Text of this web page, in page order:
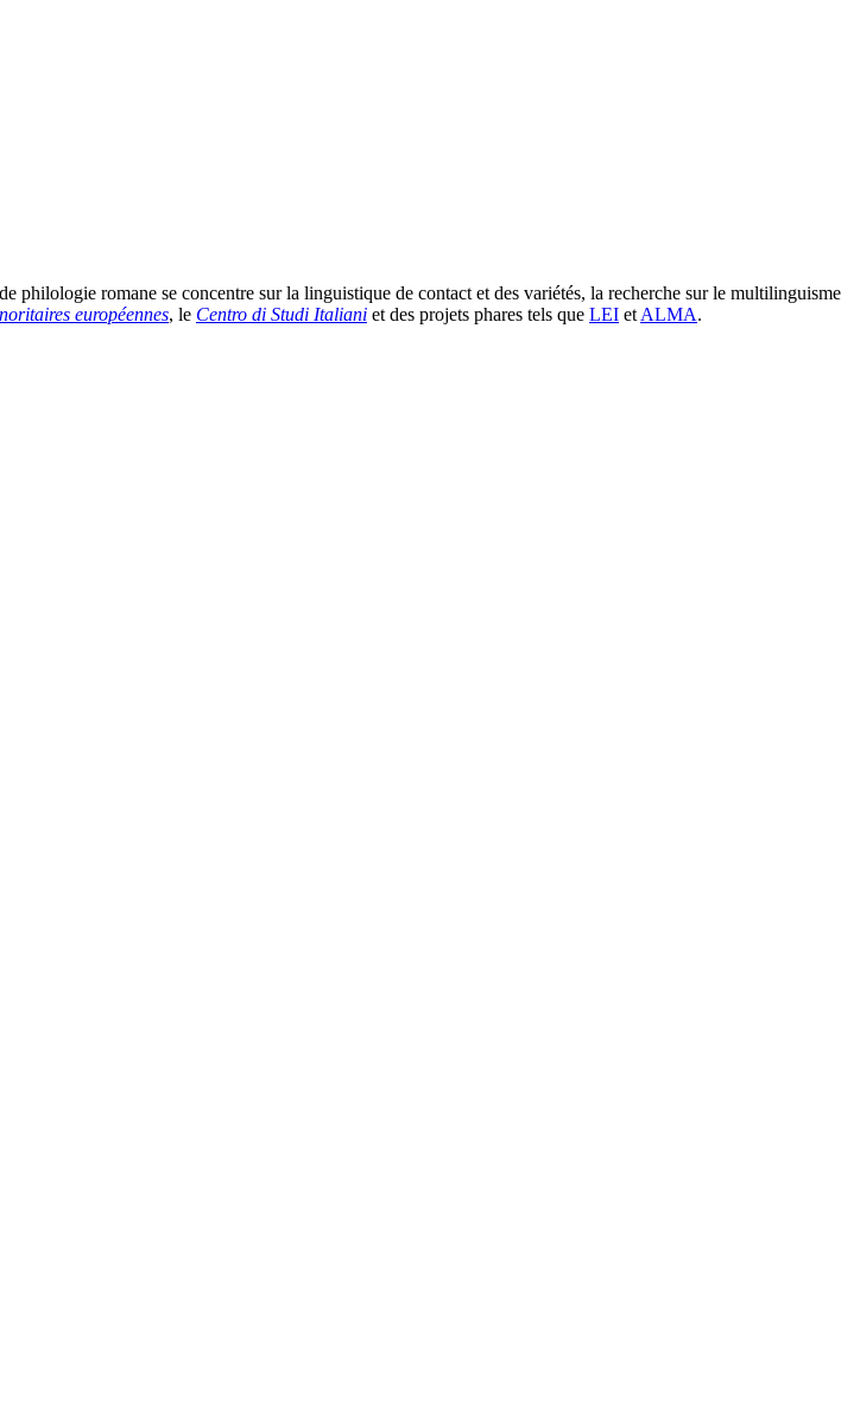
philologie romane se concentre sur la linguistique de contact et des variétés, la recherche sur le multilinguisme
européennes, le Centro di Studi Italiani et des projets phares tels que LEI et ALMA.